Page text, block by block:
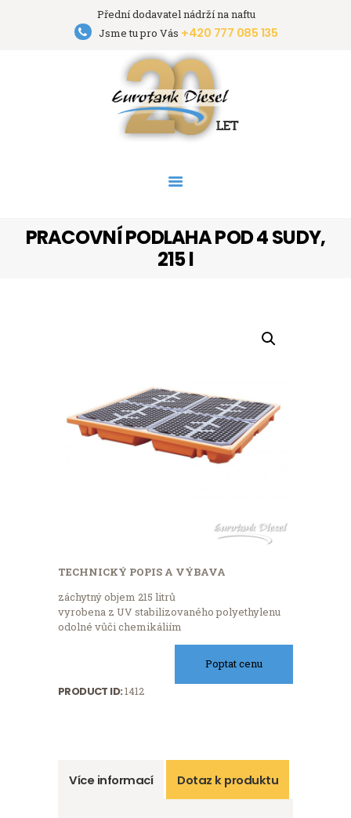
Přední dodavatel nádrží na naftu
Jsme tu pro Vás +420 777 085 135
PRACOVNÍ PODLAHA POD 4 SUDY,
215 l
Eurotank Diesel s.r.o.
Přední dodavatel nádrží na naftu
HOME
NÁDRŽE
PRONÁJEM NÁDRŽÍ
O FIRMĚ
KONTAKT
TECHNICKÝ POPIS A VÝBAVA
záchytný objem 215 litrů
vyrobena z UV stabilizovaného polyethylenu
odolné vůči chemikáliím
Poptat cenu
PRODUCT ID:1412
Více informací Dotaz k produktu